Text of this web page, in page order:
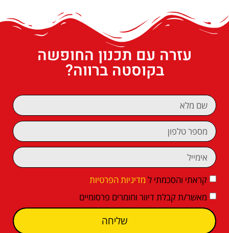
עזרה עם תכנון החופשה
בקוסטה ברווה?
קראתי והסכמתי ל מדיניות הפרטיות
מאשר/ת קבלת דיוור וחומרים פרסומיים
שליחה